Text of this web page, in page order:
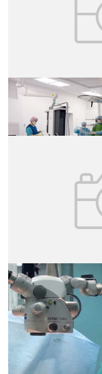
02.08.2026 № 29 (427)
Операция без
02.08.2026 № 29 (427)
Травма из-за
Регистрационное
от 13 декабря 2017 г.
Выдано Федеральной